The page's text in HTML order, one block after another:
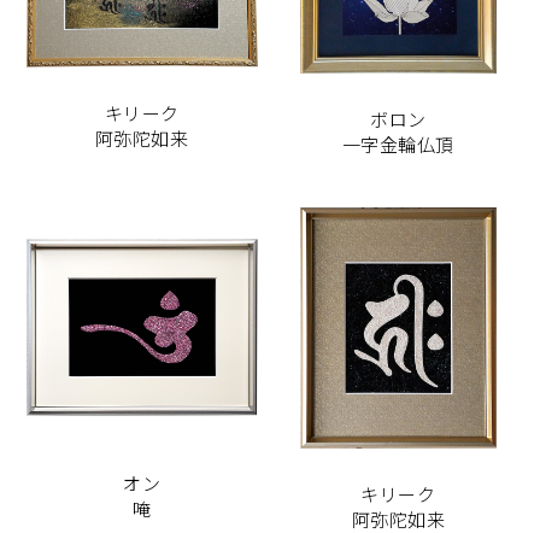
キリーク
阿弥陀如来
ボロン
一字金輪仏頂
オン
唵
キリーク
阿弥陀如来